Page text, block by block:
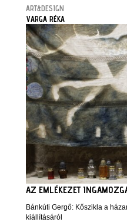
ART&DESIGN
VARGA RÉKA
AZ EMLÉKEZET
Bánkúti Gergő: Kőszikla a
kiállításáról